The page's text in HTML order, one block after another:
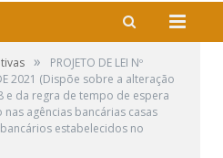
»
PROJETO DE LEI Nº
2021 (Dispõe sobre a alteração
e da regra de tempo de espera
agências bancárias casas
estabelecidos no